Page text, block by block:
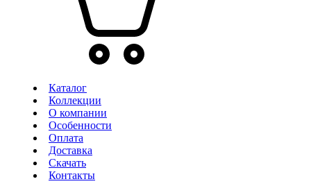
Каталог
Коллекции
О компании
Особенности
Оплата
Доставка
Скачать
Контакты